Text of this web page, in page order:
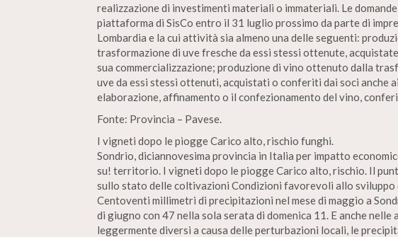
realizzazione di investimenti materiali o immateriali. Le
piattaforma di SisCo entro il 31 luglio prossimo da parte di
Lombardia e la cui attività sia almeno una delle seguenti:
trasformazione di uve fresche da essi stessi ottenute,
sua commercializzazione; produzione di vino ottenuto dalla
uve da essi stessi ottenuti, acquistati o conferiti dai soci anche
elaborazione, affinamento o il confezionamento del vino,
Fonte: Provincia – Pavese.
I vigneti dopo le piogge Carico alto, rischio funghi.
Sondrio, diciannovesima provincia in Italia per impatto
su! territorio. I vigneti dopo le piogge Carico alto, rischio. Il
sullo stato delle coltivazioni Condizioni favorevoli allo sviluppo
Centoventi millimetri di precipitazioni nel mese di maggio a
di giugno con 47 nella sola serata di domenica 11. E anche nelle
leggermente diversi a causa delle perturbazioni locali, le